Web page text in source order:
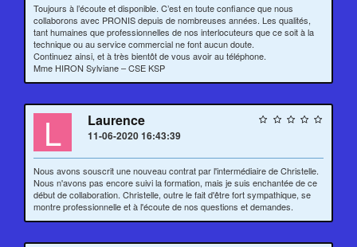
Toujours à l’écoute et disponible. C’est en toute confiance que nous
collaborons avec PRONIS depuis de nombreuses années. Les qualités,
tant humaines que professionnelles de nos interlocuteurs que ce soit à la
technique ou au service commercial ne font aucun doute.
Continuez ainsi, et à très bientôt de vous avoir au téléphone.
Mme HIRON Sylviane – CSE KSP
L Laurence
11-06-2020 16:43:39
Nous avons souscrit une nouveau contrat par l'intermédiaire de Christelle.
Nous n'avons pas encore suivi la formation, mais je suis enchantée de ce
début de collaboration. Christelle, outre le fait d'être fort sympathique, se
montre professionnelle et à l'écoute de nos questions et demandes.